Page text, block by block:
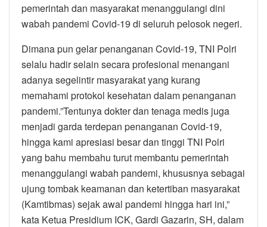
pemerintah dan masyarakat menanggulangi dini
wabah pandemi Covid-19 di seluruh pelosok negeri.
Dimana pun gelar penanganan Covid-19, TNI Polri
selalu hadir selain secara profesional menangani
adanya segelintir masyarakat yang kurang
memahami protokol kesehatan dalam penanganan
pandemi.”Tentunya dokter dan tenaga medis juga
menjadi garda terdepan penanganan Covid-19,
hingga kami apresiasi besar dan tinggi TNI Polri
yang bahu membahu turut membantu pemerintah
menanggulangi wabah pandemi, khususnya sebagai
ujung tombak keamanan dan ketertiban masyarakat
(Kamtibmas) sejak awal pandemi hingga hari ini,”
kata Ketua Presidium ICK, Gardi Gazarin, SH, dalam